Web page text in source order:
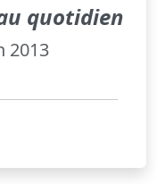
quotidien
2013